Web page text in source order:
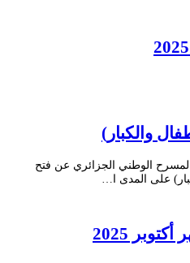
والكبار)
الوطني الجزائري عن فتح
على المدى ا…
2025